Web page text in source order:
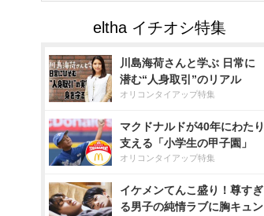
川島海荷さんと学ぶ 日常に
潜む“人身取引”のリアル
オリコンタイアップ特集
マクドナルドが40年にわたり
支える「小学生の甲子園」
オリコンタイアップ特集
イケメンてんこ盛り！尊すぎ
る男子の純情ラブに胸キュン